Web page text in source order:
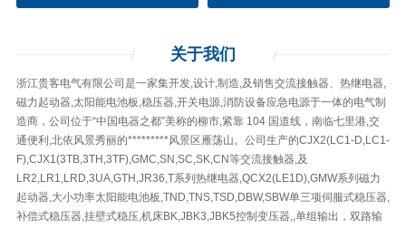
关于我们
浙江贵客电气有限公司是一家集开发,设计,制造,及销售交流接触器、热继电器,
磁力起动器,太阳能电池板,稳压器,开关电源,消防设备应急电源于一体的电气制
造商，公司位于“中国电器之都”美称的柳市,紧靠 104 国道线，南临七里港,交
通便利,北依风景秀丽的*********风景区雁荡山。公司生产的CJX2(LC1-D,LC1-
F),CJX1(3TB,3TH,3TF),GMC,SN,SC,SK,CN等交流接触器,及
LR2,LR1,LRD,3UA,GTH,JR36,T系列热继电器,QCX2(LE1D),GMW系列磁力
起动器,大小功率太阳能电池板,TND,TNS,TSD,DBW,SBW单三项伺服式稳压器,
补偿式稳压器,挂壁式稳压,机床BK,JBK3,JBK5控制变压器,,单组输出，双路输